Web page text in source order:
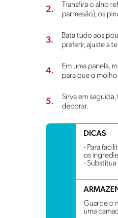
2.
Transfira o alho
parmesão), os
3.
Bata tudo aos
preferir, ajuste a
4.
Em uma panela,
para que o
5.
Sirva em
decorar.
DICAS
- Para
os
-
Guarde o
uma